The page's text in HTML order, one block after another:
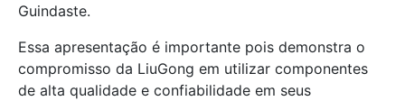
Guindaste.
Essa apresentação é importante pois demonstra o
compromisso da LiuGong em utilizar componentes
de alta qualidade e confiabilidade em seus